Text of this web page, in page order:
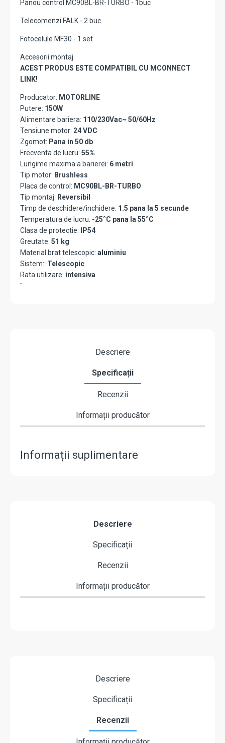
Panou control MC90BL-BR-TURBO - 1buc
Telecomenzi FALK - 2 buc
Fotocelule MF30 - 1 set
Accesorii montaj.
ACEST PRODUS ESTE COMPATIBIL CU MCONNECT
LINK!
Producator: MOTORLINE
Putere: 150W
Alimentare bariera: 110/230Vac~ 50/60Hz
Tensiune motor: 24 VDC
Zgomot: Pana in 50 db
Frecventa de lucru: 55%
Lungime maxima a barierei: 6 metri
Tip motor: Brushless
Placa de control: MC90BL-BR-TURBO
Tip montaj: Reversibil
Timp de deschidere/inchidere: 1.5 pana la 5 secunde
Temperatura de lucru: -25°C pana la 55°C
Clasa de protectie:
IP54
Greutate: 51 kg
Material brat telescopic: aluminiu
Sistem:: Telescopic
Rata utilizare: intensiva
"
Descriere
Specificații
Recenzii
Informații producător
Informații suplimentare
Descriere
Specificații
Recenzii
Informații producător
Descriere
Specificații
Recenzii